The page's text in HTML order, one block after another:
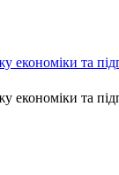
та
економіки та